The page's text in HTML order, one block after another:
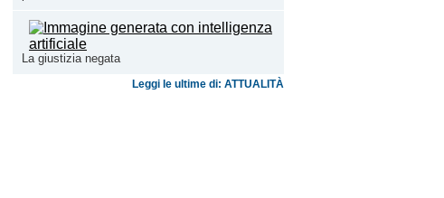
La giustizia negata
Leggi le ultime di: ATTUALITÀ